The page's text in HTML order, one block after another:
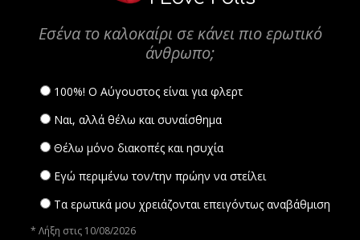
Εσένα το καλοκαίρι σε κάνει πιο ερωτικό
άνθρωπο;
100%! Ο Αύγουστος είναι για φλερτ
Ναι, αλλά θέλω και συναίσθημα
Θέλω μόνο διακοπές και ησυχία
Εγώ περιμένω τον/την πρώην να στείλει
Τα ερωτικά μου χρειάζονται επειγόντως αναβάθμιση
* Λήξη στις 10/08/2026